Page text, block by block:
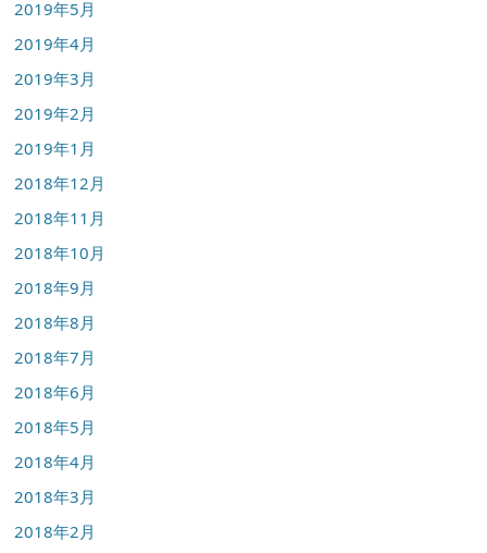
2019年5月
2019年4月
2019年3月
2019年2月
2019年1月
2018年12月
2018年11月
2018年10月
2018年9月
2018年8月
2018年7月
2018年6月
2018年5月
2018年4月
2018年3月
2018年2月